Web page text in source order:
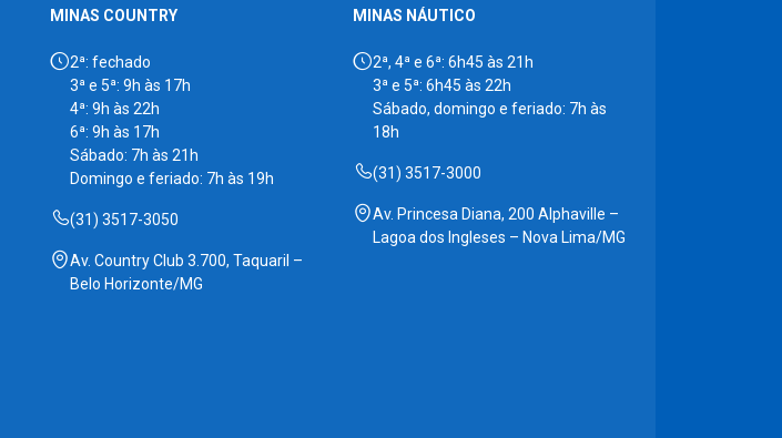
MINAS COUNTRY
2ª: fechado
3ª e 5ª: 9h às 17h
4ª: 9h às 22h
6ª: 9h às 17h
Sábado: 7h às 21h
Domingo e feriado: 7h às 19h
(31) 3517-3050
Av. Country Club 3.700, Taquaril –
Belo Horizonte/MG
MINAS NÁUTICO
2ª, 4ª e 6ª: 6h45 às 21h
3ª e 5ª: 6h45 às 22h
Sábado, domingo e feriado: 7h às
18h
(31) 3517-3000
Av. Princesa Diana, 200 Alphaville –
Lagoa dos Ingleses – Nova Lima/MG